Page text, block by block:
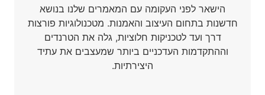
הישאר לפני העקומה עם המאמרים שלנו בנושא
חדשנות בתחום העיצוב והאמנות. מטכנולוגיות פורצות
דרך ועד לטכניקות חלוציות, גלה את הטרנדים
וההתקדמות העדכניים ביותר שמעצבים את עתיד
היצירתיות.